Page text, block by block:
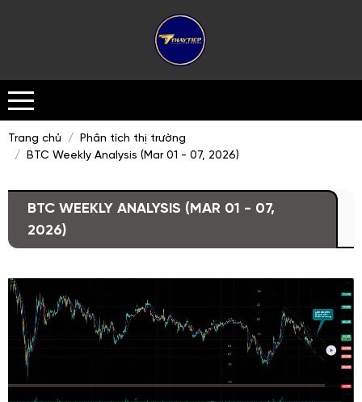
Trang chủ
Phân tích thị trường
BTC Weekly Analysis (Mar 01 - 07, 2026)
BTC WEEKLY ANALYSIS (MAR 01 - 07,
2026)